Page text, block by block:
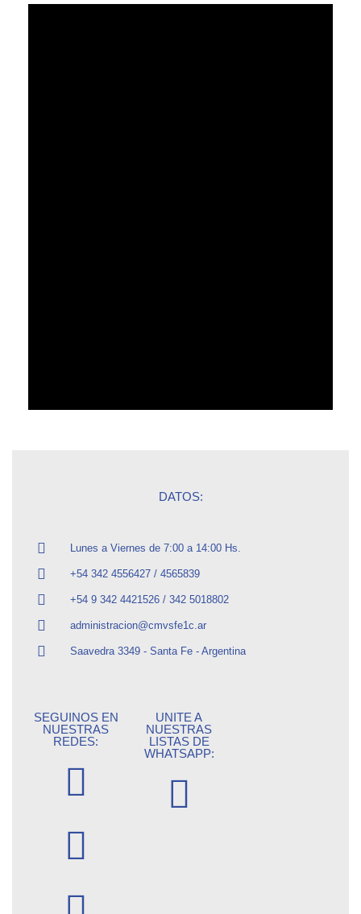
DATOS:
Lunes a Viernes de 7:00 a 14:00 Hs.
+54 342 4556427 / 4565839
+54 9 342 4421526 / 342 5018802
administracion@cmvsfe1c.ar
Saavedra 3349 - Santa Fe - Argentina
SEGUINOS EN
NUESTRAS
REDES:
UNITE A
NUESTRAS
LISTAS DE
WHATSAPP: